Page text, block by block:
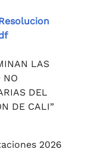
LAS
NO
DEL
DE CALI”
2026